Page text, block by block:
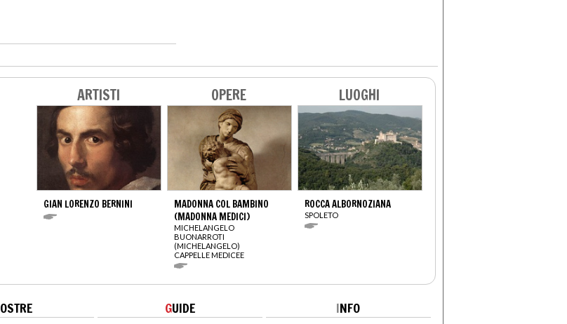
ARTISTI
GIAN LORENZO BERNINI
OPERE
MADONNA COL BAMBINO
(MADONNA MEDICI)
MICHELANGELO
BUONARROTI
(MICHELANGELO)
CAPPELLE MEDICEE
LUOGHI
ROCCA ALBORNOZIANA
SPOLETO
OSTRE GUIDE INFO